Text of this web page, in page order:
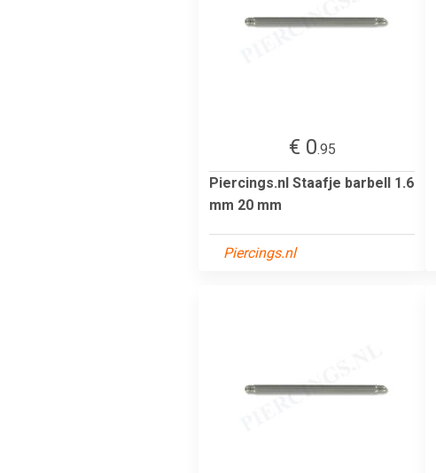
€ 0.95
Piercings.nl Staafje barbell 1.6
mm 20 mm
Piercings.nl